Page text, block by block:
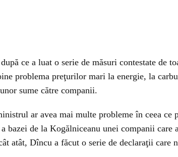
ce a luat o serie de măsuri contestate de
problema preţurilor mari la energie, la
sume către companii.
ar avea mai multe probleme în ceea ce
bazei de la Kogălniceanu unei companii care
atât, Dîncu a făcut o serie de declaraţii care